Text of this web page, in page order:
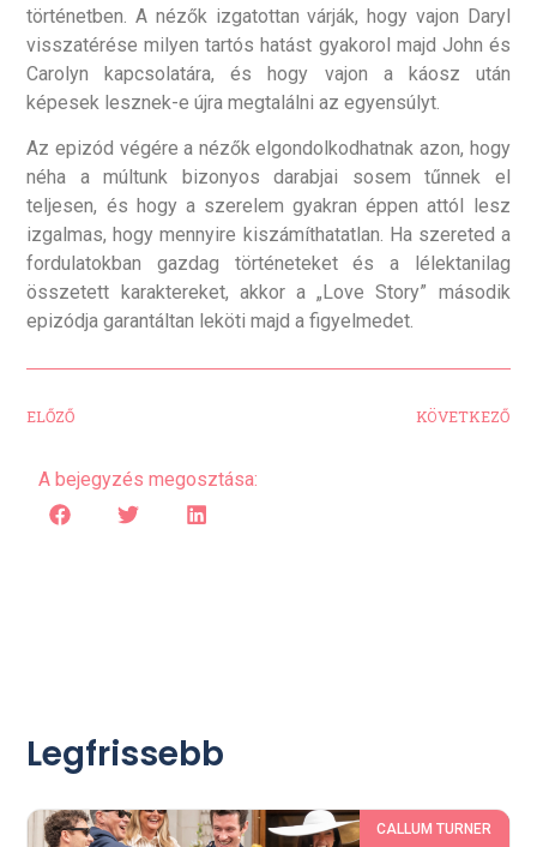
történetben. A nézők izgatottan várják, hogy vajon Daryl
visszatérése milyen tartós hatást gyakorol majd John és
Carolyn kapcsolatára, és hogy vajon a káosz után
képesek lesznek-e újra megtalálni az egyensúlyt.
Az epizód végére a nézők elgondolkodhatnak azon, hogy
néha a múltunk bizonyos darabjai sosem tűnnek el
teljesen, és hogy a szerelem gyakran éppen attól lesz
izgalmas, hogy mennyire kiszámíthatatlan. Ha szereted a
fordulatokban gazdag történeteket és a lélektanilag
összetett karaktereket, akkor a „Love Story” második
epizódja garantáltan leköti majd a figyelmedet.
ELŐZŐ KÖVETKEZŐ
A bejegyzés megosztása:
Legfrissebb
CALLUM TURNER